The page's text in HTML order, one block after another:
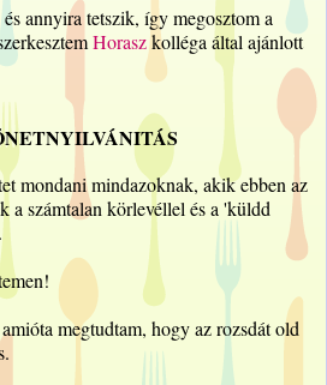
és annyira tetszik, így megosztom a
Horaszkolléga által ajánlott
mondani mindazoknak, akik ebben az
a számtalan körlevéllel és a 'küldd
megtudtam, hogy az rozsdát old